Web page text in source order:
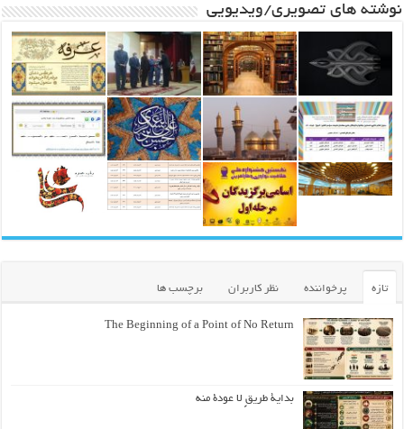
نوشته های تصویری/ویدیویی
تازه پرخواننده نظر کاربران برچسب ها
The Beginning of a Point of No Return
بداية طريقٍ لا عودة منه